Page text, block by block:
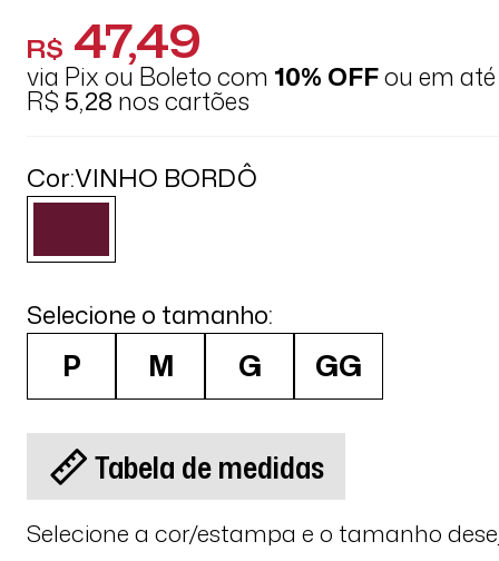
R$ 47,49
via Pix ou Boleto com 10% OFFou em
R$ 5,28 nos cartões
Cor:VINHO BORDÔ
Selecione o tamanho:
P M G GG
Tabela de medidas
Selecione a cor/estampa e o tamanho